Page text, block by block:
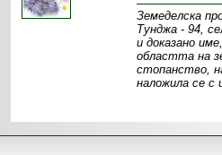
Земеделска
Тунджа - 94,
и доказано
областта на
стопанство,
наложила се с